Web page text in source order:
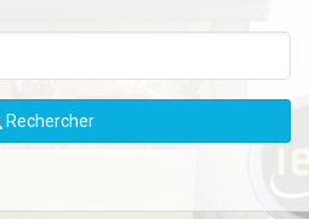
Rechercher